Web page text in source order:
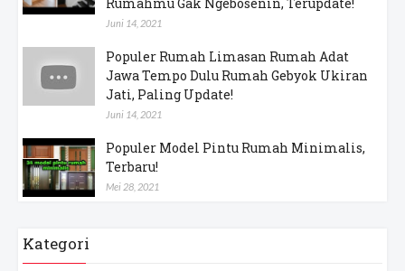
Juni 14, 2021
Populer Rumah Limasan Rumah Adat
Jawa Tempo Dulu Rumah Gebyok Ukiran
Jati, Paling Update!
Juni 14, 2021
Populer Model Pintu Rumah Minimalis,
Terbaru!
Mei 28, 2021
Kategori